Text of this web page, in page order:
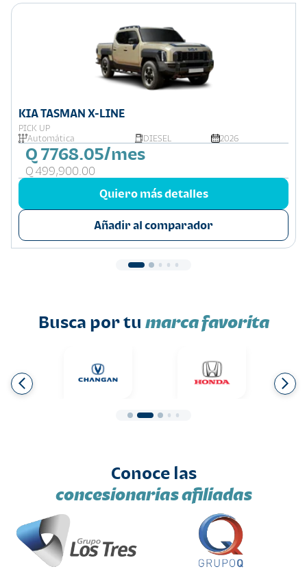
KIA TASMAN X-LINE
PICK UP
Automática
DIESEL 2026
Q 7768.05/mes
Q 499,900.00
Quiero más detalles
Añadir al comparador
Busca por tu marca favorita
Conoce las
concesionarias afiliadas